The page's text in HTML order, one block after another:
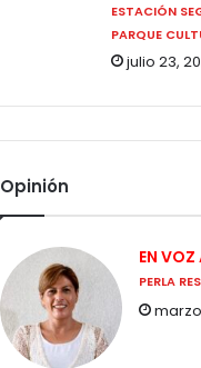
ESTACIÓN
PARQUE
julio 23,
Opinión
EN VOZ
PERLA